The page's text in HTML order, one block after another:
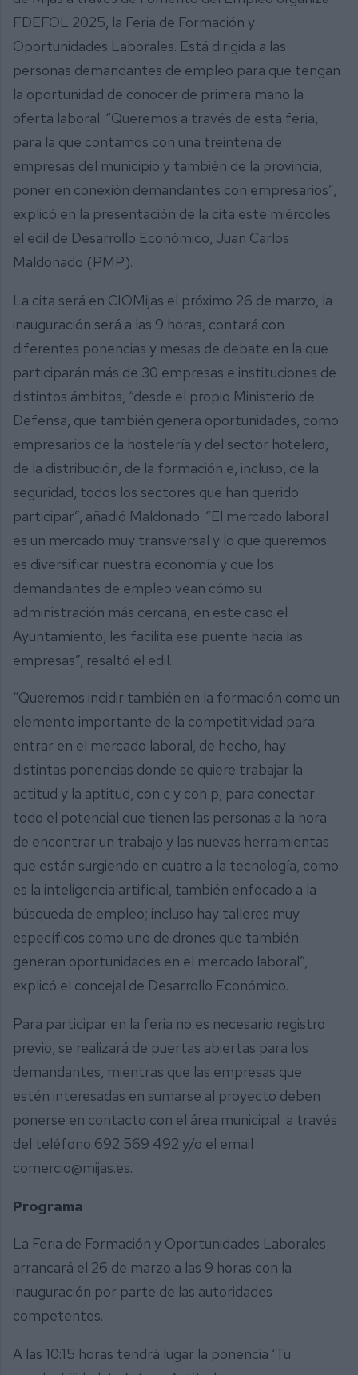
FDEFOL 2025, la Feria de Formación y
Oportunidades Laborales. Está dirigida a las
personas demandantes de empleo para que tengan
la oportunidad de conocer de primera mano la
oferta laboral. “Queremos a través de esta feria,
para la que contamos con una treintena de
empresas del municipio y también de la provincia,
poner en conexión demandantes con empresarios”,
explicó en la presentación de la cita este miércoles
el edil de Desarrollo Económico, Juan Carlos
Maldonado (PMP).
La cita será en CIOMijas el próximo 26 de marzo, la
inauguración será a las 9 horas, contará con
diferentes ponencias y mesas de debate en la que
participarán más de 30 empresas e instituciones de
distintos ámbitos, “desde el propio Ministerio de
Defensa, que también genera oportunidades, como
empresarios de la hostelería y del sector hotelero,
de la distribución, de la formación e, incluso, de la
seguridad, todos los sectores que han querido
participar”, añadió Maldonado. “El mercado laboral
es un mercado muy transversal y lo que queremos
es diversificar nuestra economía y que los
demandantes de empleo vean cómo su
administración más cercana, en este caso el
Ayuntamiento, les facilita ese puente hacia las
empresas”, resaltó el edil.
“Queremos incidir también en la formación como un
elemento importante de la competitividad para
entrar en el mercado laboral, de hecho, hay
distintas ponencias donde se quiere trabajar la
actitud y la aptitud, con c y con p, para conectar
todo el potencial que tienen las personas a la hora
de encontrar un trabajo y las nuevas herramientas
que están surgiendo en cuatro a la tecnología, como
es la inteligencia artificial, también enfocado a la
búsqueda de empleo; incluso hay talleres muy
específicos como uno de drones que también
generan oportunidades en el mercado laboral”,
explicó el concejal de Desarrollo Económico.
Para participar en la feria no es necesario registro
previo, se realizará de puertas abiertas para los
demandantes, mientras que las empresas que
estén interesadas en sumarse al proyecto deben
ponerse en contacto con el área municipal a través
del teléfono 692 569 492 y/o el email
comercio@mijas.es.
Programa
La Feria de Formación y Oportunidades Laborales
arrancará el 26 de marzo a las 9 horas con la
inauguración por parte de las autoridades
competentes.
A las 10:15 horas tendrá lugar la ponencia ‘Tu